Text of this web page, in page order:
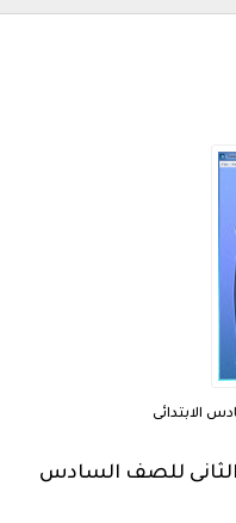
الابتدائى
للصف السادس